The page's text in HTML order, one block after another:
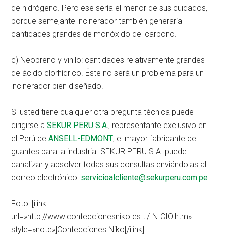
de hidrógeno. Pero ese sería el menor de sus cuidados,
porque semejante incinerador también generaría
cantidades grandes de monóxido del carbono.
c) Neopreno y vinilo: cantidades relativamente grandes
de ácido clorhídrico. Éste no será un problema para un
incinerador bien diseñado.
Si usted tiene cualquier otra pregunta técnica puede
dirigirse aSEKUR PERU S.A., representante exclusivo en
el Perú deANSELL-EDMONT, el mayor fabricante de
guantes para la industria. SEKUR PERU S.A. puede
canalizar y absolver todas sus consultas enviándolas al
correo electrónico: servicioalcliente@sekurperu.com.pe.
Foto: [ilink
url=»http://www.confeccionesniko.es.tl/INICIO.htm»
style=»note»]Confecciones Niko[/ilink]